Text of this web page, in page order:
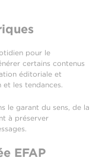
pour le
certains contenus
éditoriale et
et les tendances.
le garant du sens, de la
à préserver
EFAP